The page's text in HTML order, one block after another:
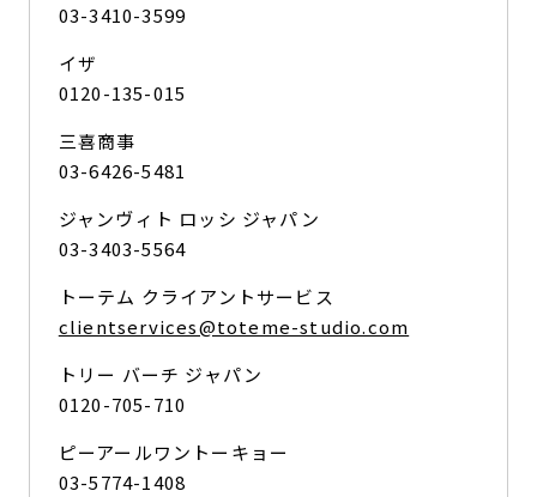
03-3410-3599
イザ
0120-135-015
三喜商事
03-6426-5481
ジャンヴィト ロッシ ジャパン
03-3403-5564
トーテム クライアントサービス
clientservices@toteme-studio.com
トリー バーチ ジャパン
0120-705-710
ピーアールワントーキョー
03-5774-1408